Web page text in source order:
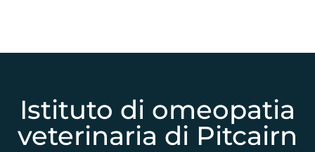
Istituto di omeopatia
veterinaria di Pitcairn